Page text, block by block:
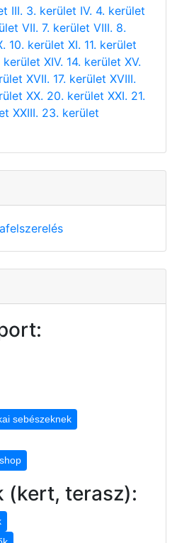
III. 3. kerület IV. 4. kerület
VII. 7. kerület VIII. 8.
10. kerület XI. 11. kerület
kerület XIV. 14. kerület XV.
XVII. 17. kerület XVIII.
XX. 20. kerület XXI. 21.
XXIII. 23. kerület
sebészeknek
(kert, terasz):